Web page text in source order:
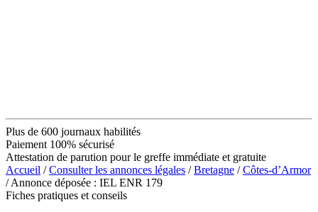
Plus de 600 journaux habilités
Paiement 100% sécurisé
Attestation de parution pour le greffe immédiate et gratuite
Accueil /Consulter les annonces légales /Bretagne /Côtes-d’Armor
/ Annonce déposée : IEL ENR 179
Fiches pratiques et conseils